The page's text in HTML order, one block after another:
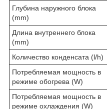
Глубина наружного блока
(mm)
Длина внутреннего блока
(mm)
Количество конденсата (l/h)
Потребляемая мощность в
режиме обогрева (W)
Потребляемая мощность в
режиме охлаждения (W)